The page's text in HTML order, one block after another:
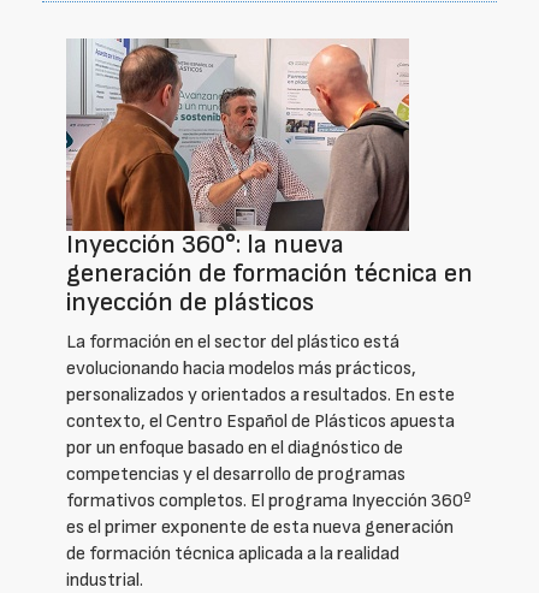
Inyección 360°: la nueva
generación de formación técnica en
inyección de plásticos
La formación en el sector del plástico está
evolucionando hacia modelos más prácticos,
personalizados y orientados a resultados. En este
contexto, el Centro Español de Plásticos apuesta
por un enfoque basado en el diagnóstico de
competencias y el desarrollo de programas
formativos completos. El programa Inyección 360º
es el primer exponente de esta nueva generación
de formación técnica aplicada a la realidad
industrial.